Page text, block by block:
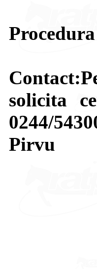
solicita
0244/
Pirvu